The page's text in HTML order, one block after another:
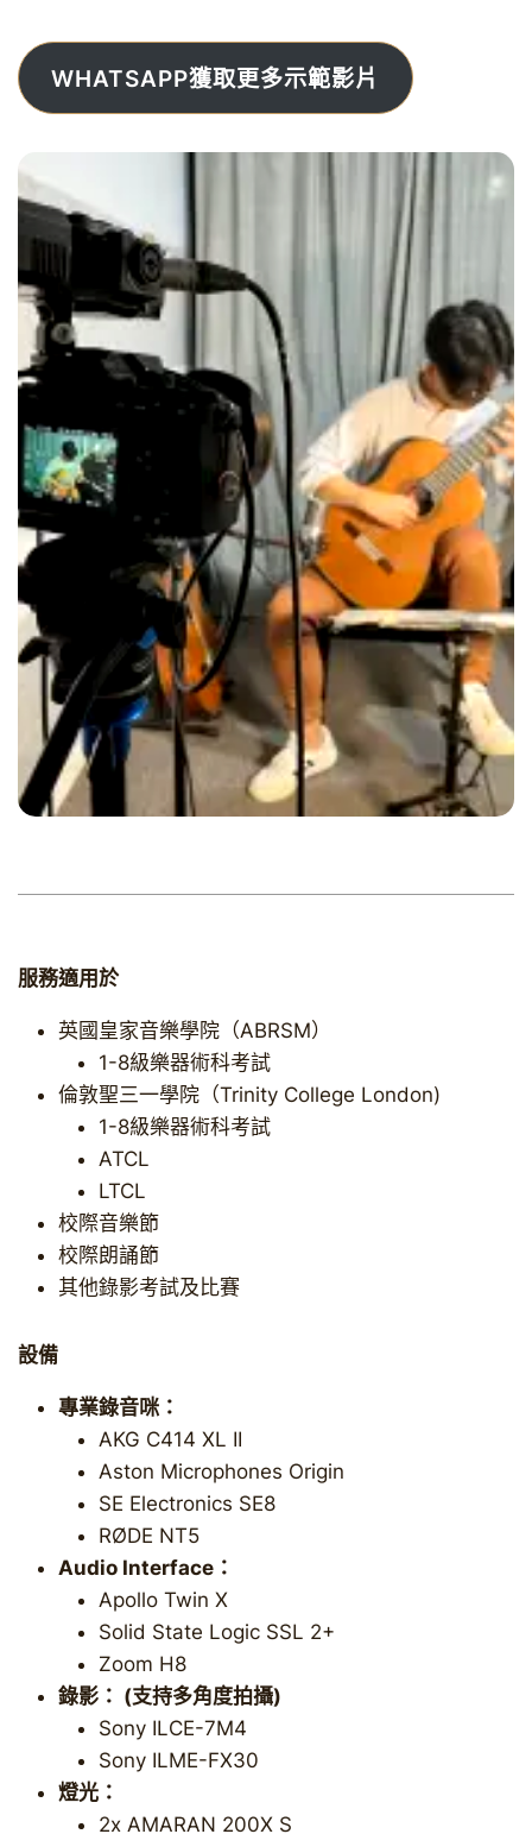
WHATSAPP獲取更多示範影片
服務適用於
英國皇家音樂學院（ABRSM）
1-8級樂器術科考試
倫敦聖三一學院（Trinity College London)
1-8級樂器術科考試
ATCL
LTCL
校際音樂節
校際朗誦節
其他錄影考試及比賽
設備
專業錄音咪：
AKG C414 XL II
Aston Microphones Origin
SE Electronics SE8
RØDE NT5
Audio Interface：
Apollo Twin X
Solid State Logic SSL 2+
Zoom H8
錄影： (支持多角度拍攝)
Sony ILCE-7M4
Sony ILME-FX30
燈光：
2x AMARAN 200X S